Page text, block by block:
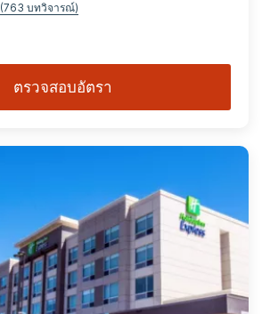
(763 บทวิจารณ์)
ตรวจสอบอัตรา